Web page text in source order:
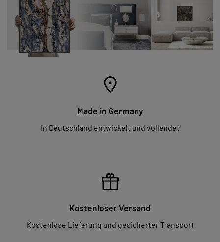
Made in Germany
In Deutschland entwickelt und vollendet
Kostenloser Versand
Kostenlose Lieferung und gesicherter Transport